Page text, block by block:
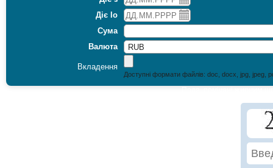
Діє lо
Сума
Валюта
Вкладення